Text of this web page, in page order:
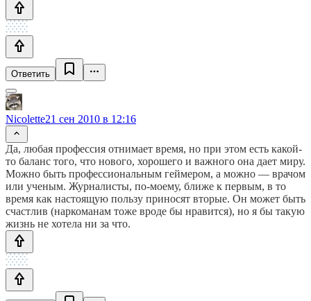
Ответить
Nicolette21 сен 2010 в 12:16
Да, любая профессия отнимает время, но при этом есть какой-
то баланс того, что нового, хорошего и важного она дает миру.
Можно быть профессиональным геймером, а можно — врачом
или ученым. Журналисты, по-моему, ближе к первым, в то
время как настоящую пользу приносят вторые. Он может быть
счастлив (наркоманам тоже вроде бы нравится), но я бы такую
жизнь не хотела ни за что.